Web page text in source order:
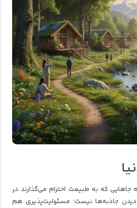
جاهایی که به طبیعت احترام می‌گذارند در
دیدن جاذبه‌ها نیست؛ مسئولیت‌پذیری هم